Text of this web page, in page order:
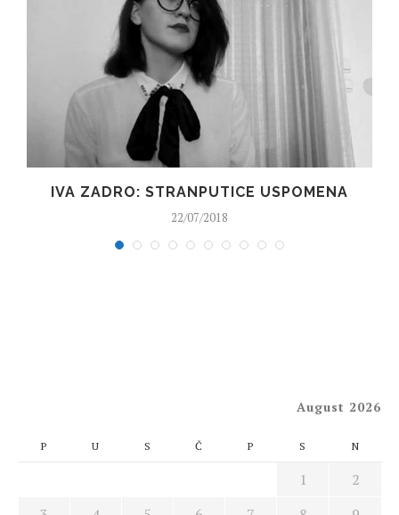
IVA ZADRO: STRANPUTICE USPOMENA
22/07/2018
August 2026
P U S Č P S N
1
2